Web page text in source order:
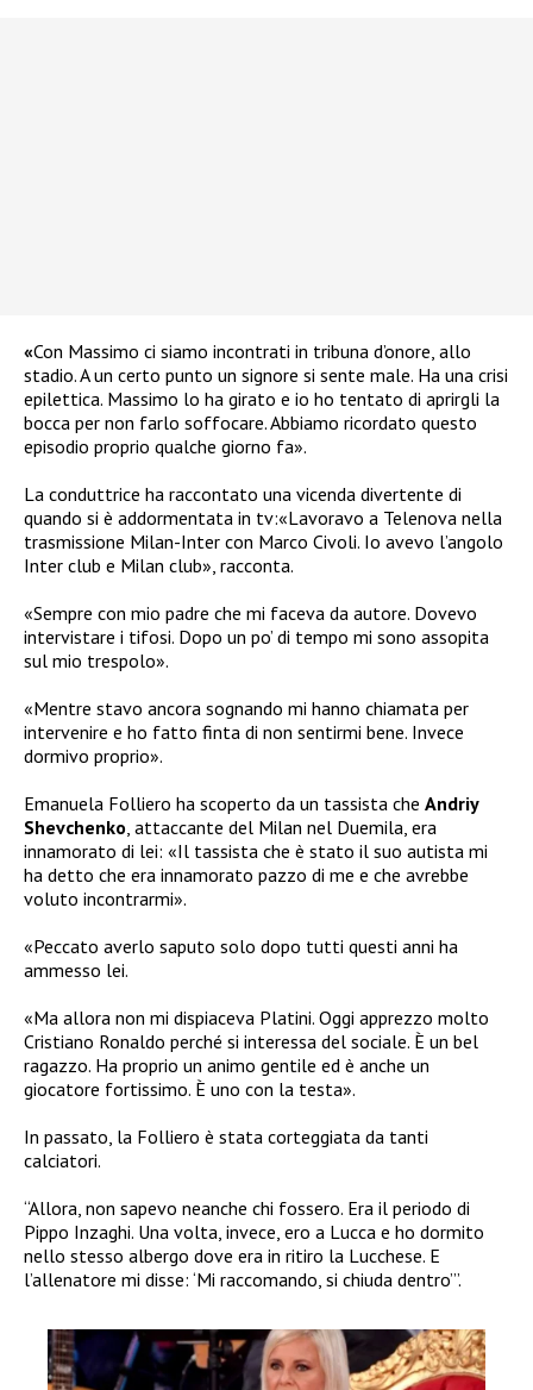
«Con Massimo ci siamo incontrati in tribuna d’onore, allo
stadio. A un certo punto un signore si sente male. Ha una crisi
epilettica. Massimo lo ha girato e io ho tentato di aprirgli la
bocca per non farlo soffocare. Abbiamo ricordato questo
episodio proprio qualche giorno fa».
La conduttrice ha raccontato una vicenda divertente di
quando si è addormentata in tv:«Lavoravo a Telenova nella
trasmissione Milan-Inter con Marco Civoli. Io avevo l’angolo
Inter club e Milan club», racconta.
«Sempre con mio padre che mi faceva da autore. Dovevo
intervistare i tifosi. Dopo un po’ di tempo mi sono assopita
sul mio trespolo».
«Mentre stavo ancora sognando mi hanno chiamata per
intervenire e ho fatto finta di non sentirmi bene. Invece
dormivo proprio».
Emanuela Folliero ha scoperto da un tassista che Andriy
Shevchenko, attaccante del Milan nel Duemila, era
innamorato di lei: «Il tassista che è stato il suo autista mi
ha detto che era innamorato pazzo di me e che avrebbe
voluto incontrarmi».
«Peccato averlo saputo solo dopo tutti questi anni ha
ammesso lei.
«Ma allora non mi dispiaceva Platini. Oggi apprezzo molto
Cristiano Ronaldo perché si interessa del sociale. È un bel
ragazzo. Ha proprio un animo gentile ed è anche un
giocatore fortissimo. È uno con la testa».
In passato, la Folliero è stata corteggiata da tanti
calciatori.
“Allora, non sapevo neanche chi fossero. Era il periodo di
Pippo Inzaghi. Una volta, invece, ero a Lucca e ho dormito
nello stesso albergo dove era in ritiro la Lucchese. E
l’allenatore mi disse: ‘Mi raccomando, si chiuda dentro’”.